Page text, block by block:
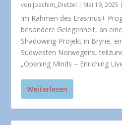
von Joachim_Dietzel | Mai 19, 2025 |
Im Rahmen des Erasmus+
besondere Gelegenheit, an
Shadowing-Projekt in Bryne,
Südwesten Norwegens,
„Opening Minds – Enriching
Weiterlesen